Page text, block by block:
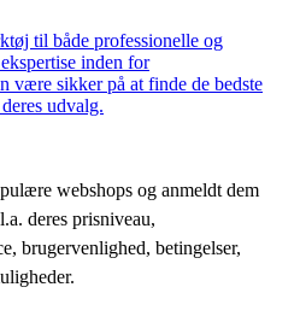
til både professionelle og
inden for
være sikker på at finde de bedste
udvalg.
webshops og anmeldt dem
deres prisniveau,
brugervenlighed, betingelser,